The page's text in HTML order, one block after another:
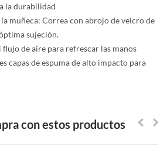
la durabilidad
muñeca: Correa con abrojo de velcro de
sujeción.
de aire para refrescar las manos
capas de espuma de alto impacto para
con estos productos